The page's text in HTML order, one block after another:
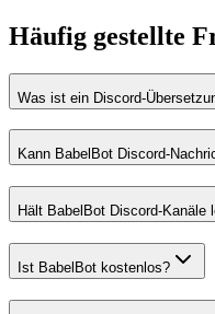
Häufig gestellte
Was ist ein Discord-
Kann BabelBot Discord-
Hält BabelBot Discord-Kanäle
Ist BabelBot kostenlos?